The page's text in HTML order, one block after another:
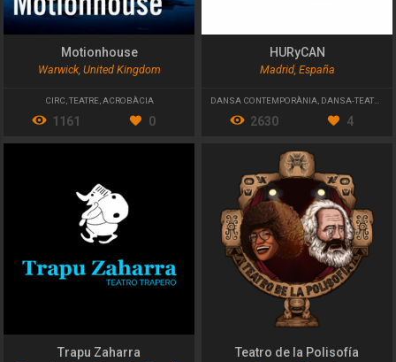
Motionhouse
Warwick, United Kingdom
CIRC,TEATRE,ACROBÀCIA
1161 0
HURyCAN
Madrid, España
DANSA CONTEMPORÀNIA, DANSA-TEATRE
2630 4
Trapu Zaharra Teatro de la Polisofía